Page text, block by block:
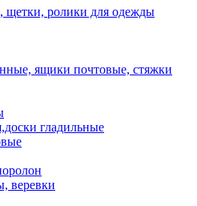
щетки, ролики для одежды
ящики почтовые, стяжки
гладильные
веревки